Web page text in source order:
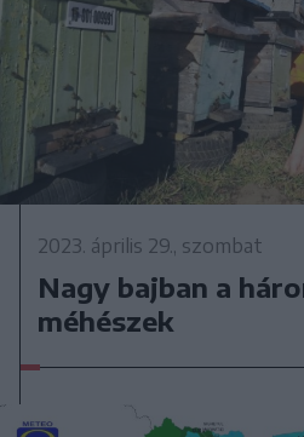
2023. április 29., szombat
Nagy bajban a
méhészek